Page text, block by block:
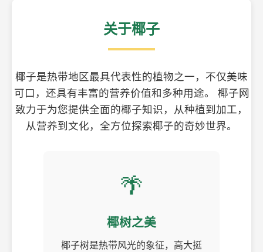
关于椰子
椰子是热带地区最具代表性的植物之一，不仅美味
可口，还具有丰富的营养价值和多种用途。 椰子网
致力于为您提供全面的椰子知识，从种植到加工，
从营养到文化，全方位探索椰子的奇妙世界。
🌴
椰树之美
椰子树是热带风光的象征，高大挺